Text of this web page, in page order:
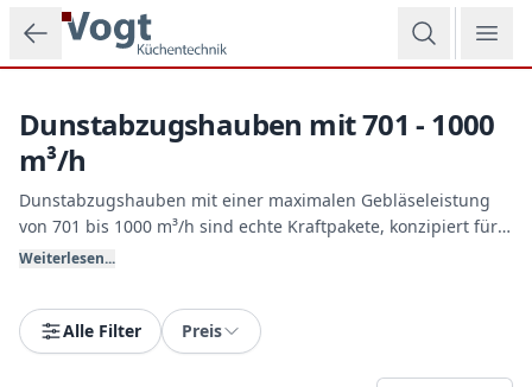
Zum Hauptinhalt springen
Dunstabzugshauben mit 701 - 1000
m³/h
Dunstabzugshauben mit einer maximalen Gebläseleistung
von 701 bis 1000 m³/h sind echte Kraftpakete, konzipiert für
weitläufige offene Küchen, Kochinseln oder intensive
Sie saugen Dampf und Fett auch auf größerer Distanz sicher
ab. Vogt Küchentechnik plant Ihren optimalen Abzug.
Weiterlesen...
Alle Filter Preis